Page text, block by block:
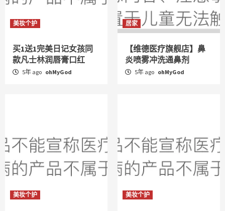
美妆个护
买1送1完美日记女孩同
款凡士林润唇膏口红
5年 ago ohMyGod
居家
【维德医疗旗舰店】鼻
炎喷雾冲洗通鼻剂
5年 ago ohMyGod
美妆个护 美妆个护